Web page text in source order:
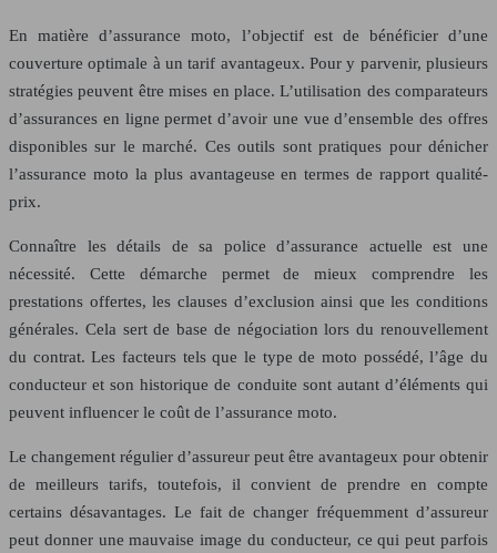
En matière d’assurance moto, l’objectif est de bénéficier d’une
couverture optimale à un tarif avantageux. Pour y parvenir, plusieurs
stratégies peuvent être mises en place. L’utilisation des comparateurs
d’assurances en ligne permet d’avoir une vue d’ensemble des offres
disponibles sur le marché. Ces outils sont pratiques pour dénicher
l’assurance moto la plus avantageuse en termes de rapport qualité-
prix.
Connaître les détails de sa police d’assurance actuelle est une
nécessité. Cette démarche permet de mieux comprendre les
prestations offertes, les clauses d’exclusion ainsi que les conditions
générales. Cela sert de base de négociation lors du renouvellement
du contrat. Les facteurs tels que le type de moto possédé, l’âge du
conducteur et son historique de conduite sont autant d’éléments qui
peuvent influencer le coût de l’assurance moto.
Le changement régulier d’assureur peut être avantageux pour obtenir
de meilleurs tarifs, toutefois, il convient de prendre en compte
certains désavantages. Le fait de changer fréquemment d’assureur
peut donner une mauvaise image du conducteur, ce qui peut parfois